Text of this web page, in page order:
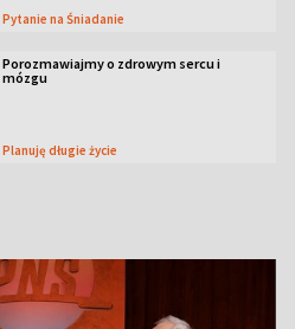
Pytanie na Śniadanie
Porozmawiajmy o zdrowym sercu i
mózgu
Planuję długie życie